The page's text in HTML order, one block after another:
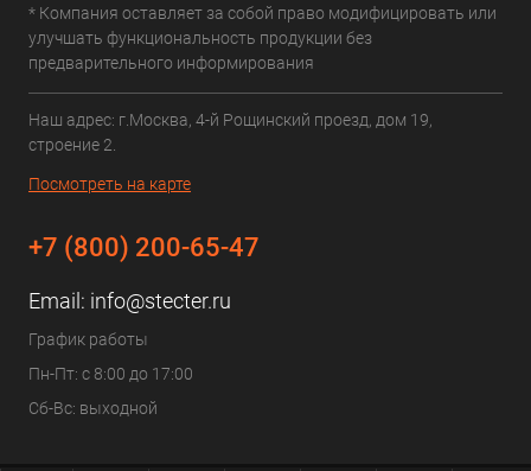
* Компания оставляет за собой право модифицировать или
улучшать функциональность продукции без
предварительного информирования
Наш адрес: г.Москва, 4-й Рощинский проезд, дом 19,
строение 2.
Посмотреть на карте
+7 (800) 200-65-47
Email: info@stecter.ru
График работы
Пн-Пт: с 8:00 до 17:00
Сб-Вс: выходной